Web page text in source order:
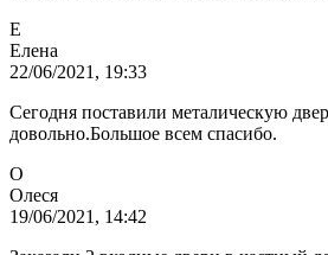
Е
Елена
22/06/2021, 19:33
Сегодня поставили металическую
довольно.Большое всем спасибо.
О
Олеся
19/06/2021, 14:42